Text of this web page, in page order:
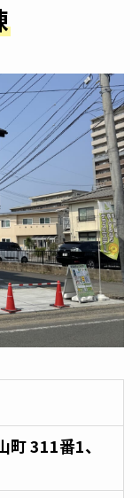
311番1、